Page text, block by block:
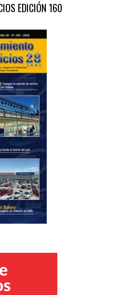
EDICIÓN 160